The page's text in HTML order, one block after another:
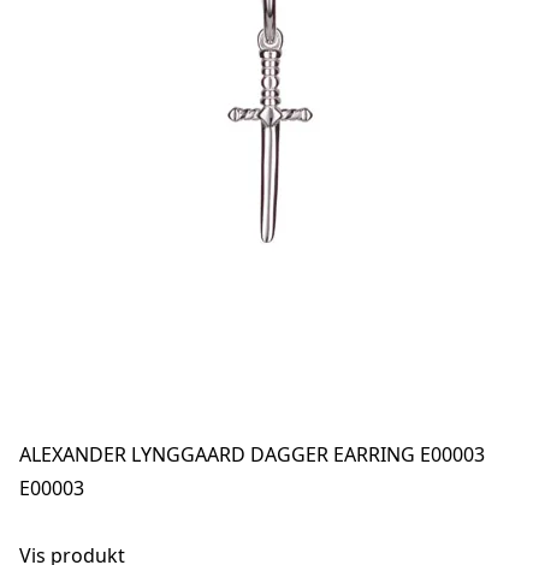
ALEXANDER LYNGGAARD DAGGER EARRING E00003
E00003
Vis produkt